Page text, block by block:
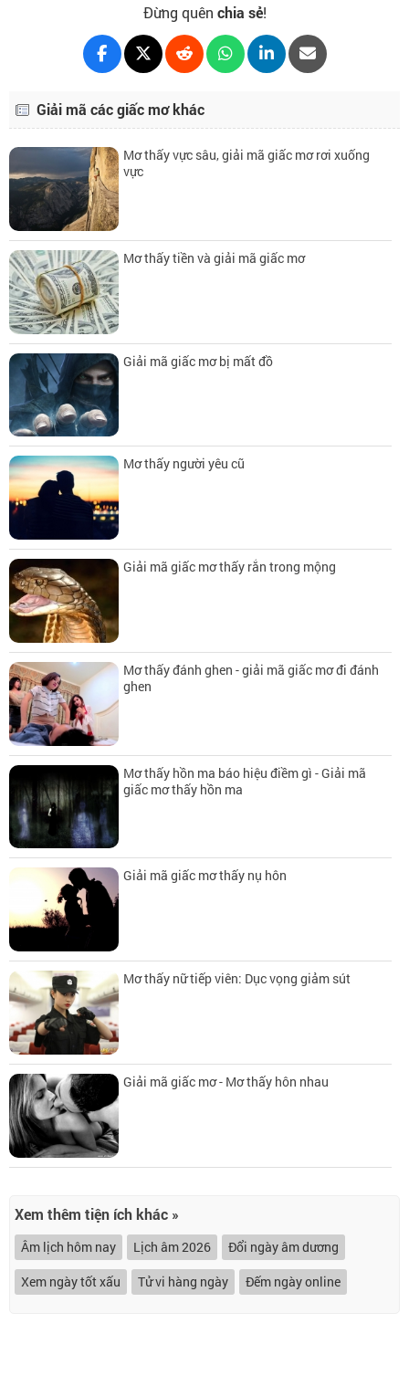
Đừng quên chia sẻ!
Giải mã các giấc mơ khác
Mơ thấy vực sâu, giải mã giấc mơ rơi xuống
vực
Mơ thấy tiền và giải mã giấc mơ
Giải mã giấc mơ bị mất đồ
Mơ thấy người yêu cũ
Giải mã giấc mơ thấy rắn trong mộng
Mơ thấy đánh ghen - giải mã giấc mơ đi đánh
ghen
Mơ thấy hồn ma báo hiệu điềm gì - Giải mã
giấc mơ thấy hồn ma
Giải mã giấc mơ thấy nụ hôn
Mơ thấy nữ tiếp viên: Dục vọng giảm sút
Giải mã giấc mơ - Mơ thấy hôn nhau
Xem thêm tiện ích khác »
Âm lịch hôm nay Lịch âm 2026
Đổi ngày âm dương
Xem ngày tốt xấu
Tử vi hàng ngày Đếm ngày online